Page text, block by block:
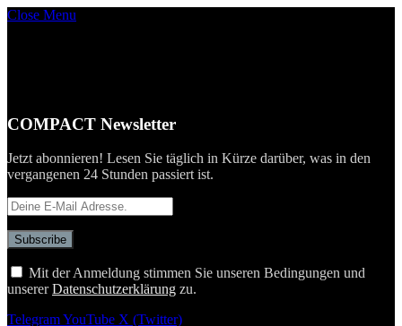
Close Menu
COMPACT Newsletter
Jetzt abonnieren! Lesen Sie täglich in Kürze darüber, was in den
vergangenen 24 Stunden passiert ist.
Mit der Anmeldung stimmen Sie unseren Bedingungen und
unsererDatenschutzerklärung zu.
TelegramYouTube X (Twitter)